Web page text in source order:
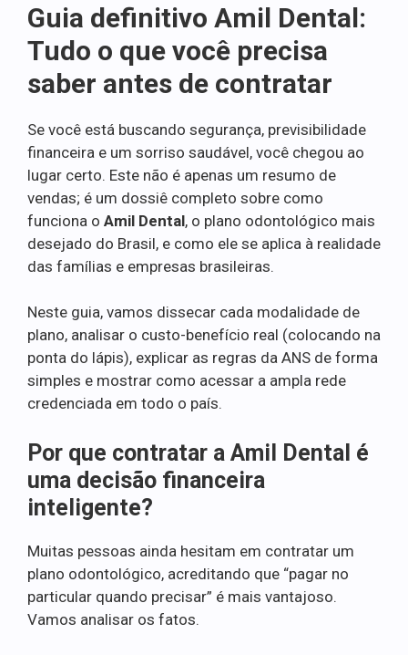
Guia definitivo Amil Dental:
Tudo o que você precisa
saber antes de contratar
Se você está buscando segurança, previsibilidade
financeira e um sorriso saudável, você chegou ao
lugar certo. Este não é apenas um resumo de
vendas; é um dossiê completo sobre como
funciona o Amil Dental, o plano odontológico mais
desejado do Brasil, e como ele se aplica à realidade
das famílias e empresas brasileiras.
Neste guia, vamos dissecar cada modalidade de
plano, analisar o custo-benefício real (colocando na
ponta do lápis), explicar as regras da ANS de forma
simples e mostrar como acessar a ampla rede
credenciada em todo o país.
Por que contratar a Amil Dental é
uma decisão financeira
inteligente?
Muitas pessoas ainda hesitam em contratar um
plano odontológico, acreditando que “pagar no
particular quando precisar” é mais vantajoso.
Vamos analisar os fatos.